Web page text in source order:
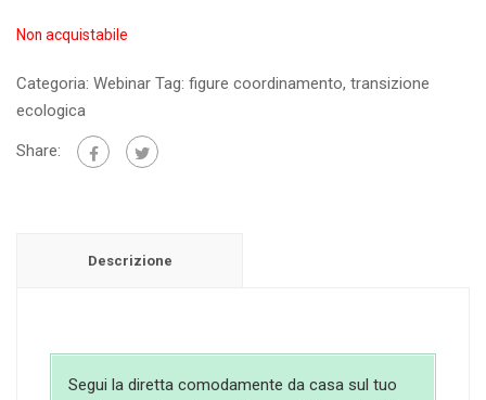
Non acquistabile
Categoria: Webinar Tag: figure coordinamento, transizione
ecologica
Share:
Descrizione
Segui la diretta comodamente da casa sul tuo